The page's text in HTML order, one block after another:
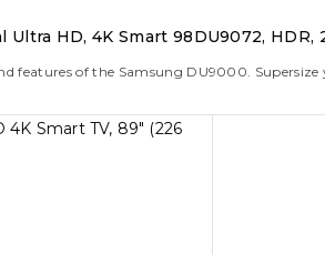
Ultra HD, 4K Smart 98DU9072, HDR,
features of the Samsung DU9000.